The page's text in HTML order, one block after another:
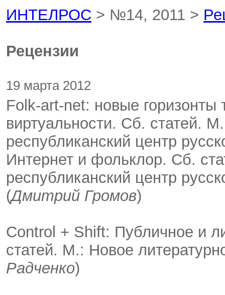
ИНТЕЛРОС > №14, 2011 >
Рецензии
19 марта 2012
Folk-art-net: новые
виртуальности. Сб. статей.
республиканский центр
Интернет и фольклор. Сб.
республиканский центр
(Дмитрий Громов)
Control + Shift: Публичное и
статей. М.: Новое
Радченко)